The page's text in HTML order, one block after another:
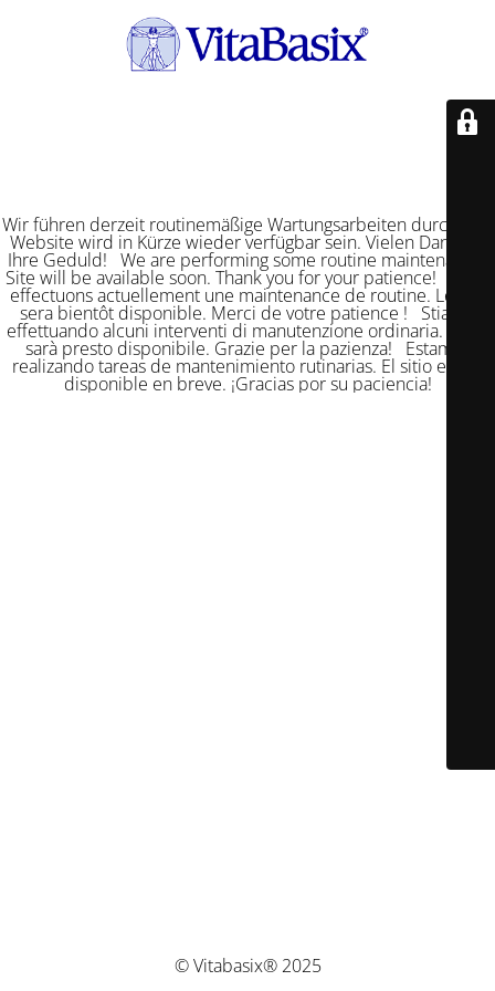
Wir führen derzeit routinemäßige Wartungsarbeiten durch. Die
Website wird in Kürze wieder verfügbar sein. Vielen Dank für
Ihre Geduld! We are performing some routine maintenance.
Site will be available soon. Thank you for your patience! Nous
effectuons actuellement une maintenance de routine. Le site
sera bientôt disponible. Merci de votre patience ! Stiamo
effettuando alcuni interventi di manutenzione ordinaria. Il sito
sarà presto disponibile. Grazie per la pazienza! Estamos
realizando tareas de mantenimiento rutinarias. El sitio estará
disponible en breve. ¡Gracias por su paciencia!
© Vitabasix® 2025